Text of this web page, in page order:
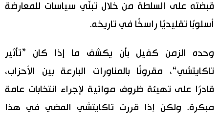
قبضته على السلطة من خلال تبنّي سياسات للمعارضة
أسلوبًا تقليديًا راسخًا في تاريخه.
وحده الزمن كفيل بأن يكشف ما إذا كان ”تأثير
تاكايتشي“، مقرونًا بالمناورات البارعة بين الأحزاب،
قادرًا على تهيئة ظروف مواتية لإجراء انتخابات عامة
مبكرة. ولكن إذا قررت تاكايتشي المضي في هذا